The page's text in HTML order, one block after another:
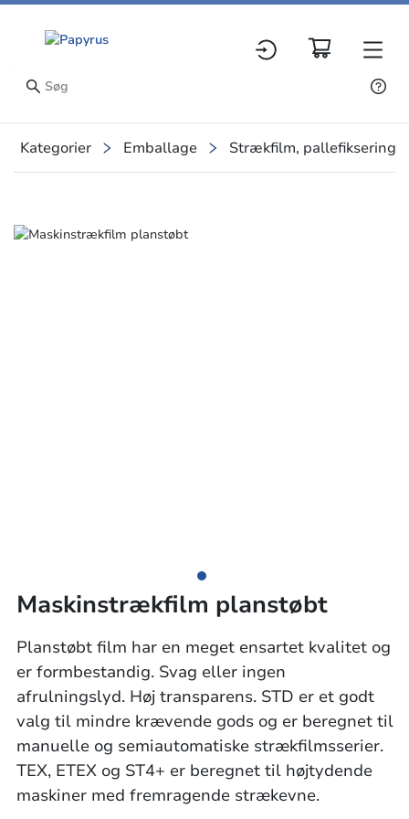
Kategorier Emballage Strækfilm, pallefiksering
Slide 1 of 1
Maskinstrækfilm planstøbt
Planstøbt film har en meget ensartet kvalitet og
er formbestandig. Svag eller ingen
afrulningslyd. Høj transparens. STD er et godt
valg til mindre krævende gods og er beregnet til
manuelle og semiautomatiske strækfilmsserier.
TEX, ETEX og ST4+ er beregnet til højtydende
maskiner med fremragende strækevne.